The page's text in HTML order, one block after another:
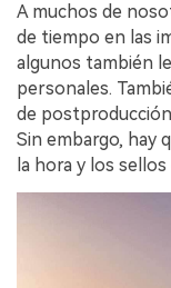
A muchos de
de tiempo en las
algunos también
personales.
de
Sin embargo, hay
la hora y los